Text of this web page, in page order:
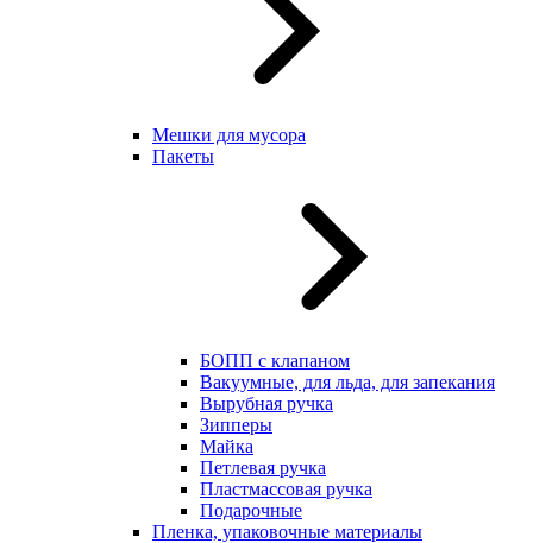
Мешки для мусора
Пакеты
БОПП с клапаном
Вакуумные, для льда, для запекания
Вырубная ручка
Зипперы
Майка
Петлевая ручка
Пластмассовая ручка
Подарочные
Пленка, упаковочные материалы